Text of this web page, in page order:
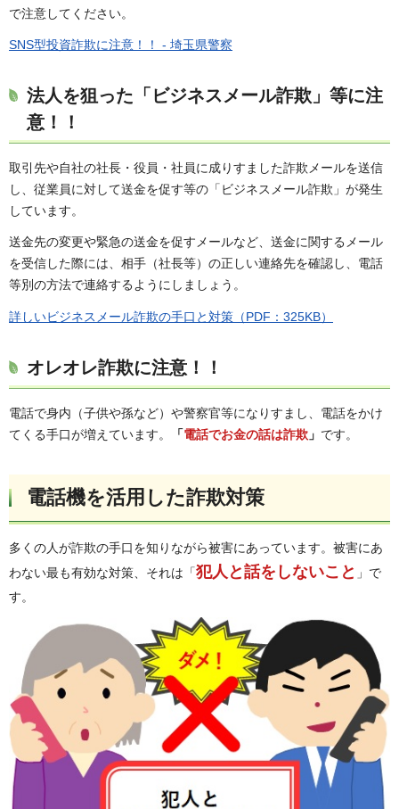
で注意してください。
SNS型投資詐欺に注意！！ - 埼玉県警察
法人を狙った「ビジネスメール詐欺」等に注
意！！
取引先や自社の社長・役員・社員に成りすました詐欺メールを送信
し、従業員に対して送金を促す等の「ビジネスメール詐欺」が発生
しています。
送金先の変更や緊急の送金を促すメールなど、送金に関するメール
を受信した際には、相手（社長等）の正しい連絡先を確認し、電話
等別の方法で連絡するようにしましょう。
詳しいビジネスメール詐欺の手口と対策（PDF：325KB）
オレオレ詐欺に注意！！
電話で身内（子供や孫など）や警察官等になりすまし、電話をかけ
てくる手口が増えています。
「電話でお金の話は詐欺 」 です。
電話機を活用した詐欺対策
多くの人が詐欺の手口を知りながら被害にあっています。被害にあ
わない最も有効な対策、それは「犯人と話をしないこと 」で
す。